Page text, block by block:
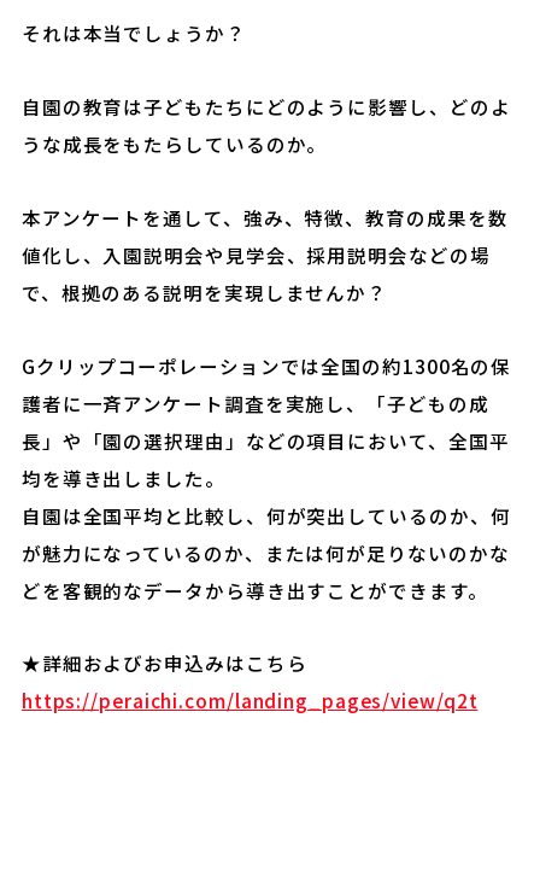
それは本当でしょうか？
自園の教育は子どもたちにどのように影響し、どのよ
うな成長をもたらしているのか。
本アンケートを通して、強み、特徴、教育の成果を数
値化し、入園説明会や見学会、採用説明会などの場
で、根拠のある説明を実現しませんか？
Gクリップコーポレーションでは全国の約1300名の保
護者に一斉アンケート調査を実施し、「子どもの成
長」や「園の選択理由」などの項目において、全国平
均を導き出しました。
自園は全国平均と比較し、何が突出しているのか、何
が魅力になっているのか、または何が足りないのかな
どを客観的なデータから導き出すことができます。
★詳細およびお申込みはこちら
https://peraichi.com/landing_pages/view/q2t